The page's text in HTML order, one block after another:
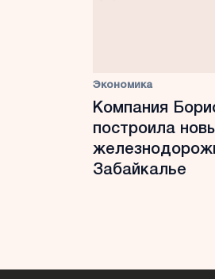
Экономика
Компания
построила
Забайкалье